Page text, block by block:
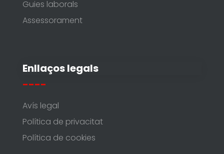
Guies laborals
Assessorament
Enllaços legals
----
Avís legal
Política de privacitat
Política de cookies